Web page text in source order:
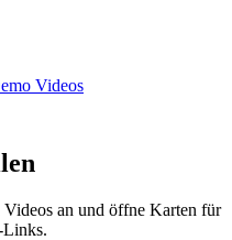
Videos
Videos an und öffne Karten für
Links.